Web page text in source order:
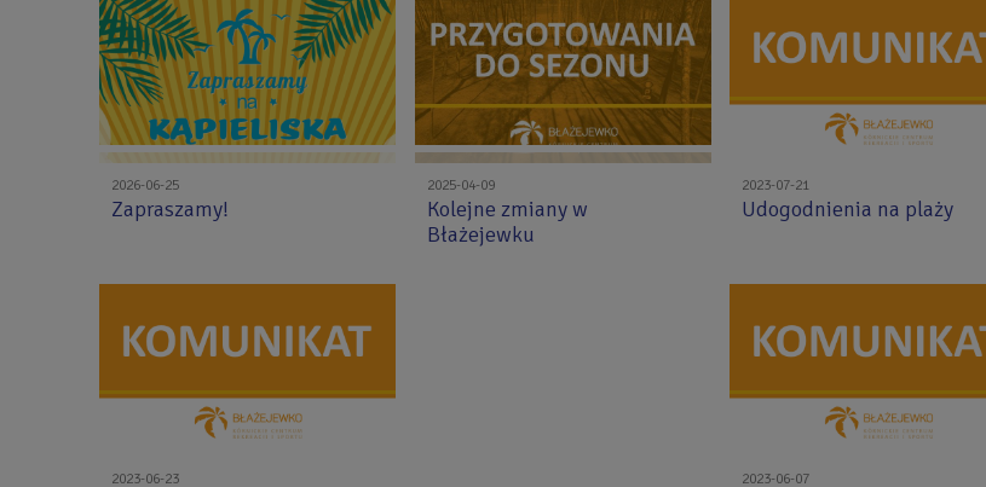
2026-06-25
Zapraszamy!
2025-04-09
Kolejne zmiany w
Błażejewku
2023-07-21
Udogodnienia na plaży
2023-06-23 2023-06-07